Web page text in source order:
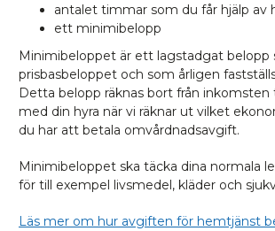
antalet timmar som du får hjälp av
ett minimibelopp
Minimibeloppet är ett lagstadgat belopp
prisbasbeloppet och som årligen
Detta belopp räknas bort från inkomsten
med din hyra när vi räknar ut vilket
du har att betala omvårdnadsavgift.
Minimibeloppet ska täcka dina normala
för till exempel livsmedel, kläder och
Läs mer om hur avgiften för hemtjänst